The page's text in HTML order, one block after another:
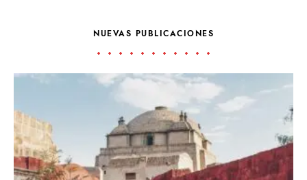
NUEVAS PUBLICACIONES